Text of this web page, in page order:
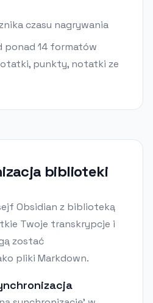
czasu nagrywania
ponad 14 formatów
punkty, notatki ze
biblioteki
Obsidian z biblioteką
Twoje transkrypcje i
zostać
pliki Markdown.